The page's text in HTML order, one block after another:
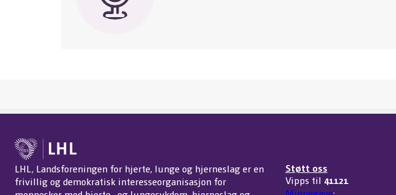
LHL, Landsforeningen for hjerte, lunge og hjerneslag er en
frivillig og demokratisk interesseorganisasjon for
Støtt oss
Vipps til 41121